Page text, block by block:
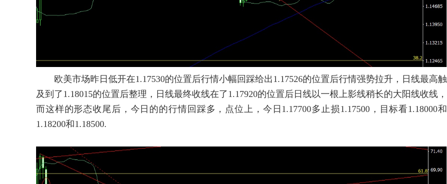
欧美市场昨日低开在1.17530的位置后行情小幅回踩给出1.17526的位置后行情强势拉升，日线最高触
及到了1.18015的位置后整理，日线最终收线在了1.17920的位置后日线以一根上影线稍长的大阳线收线，
而这样的形态收尾后，今日的的行情回踩多，点位上，今日1.17700多止损1.17500，目标看1.18000和
1.18200和1.18500.